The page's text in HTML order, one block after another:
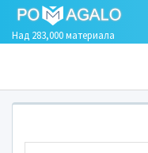
Над 283,000 материала